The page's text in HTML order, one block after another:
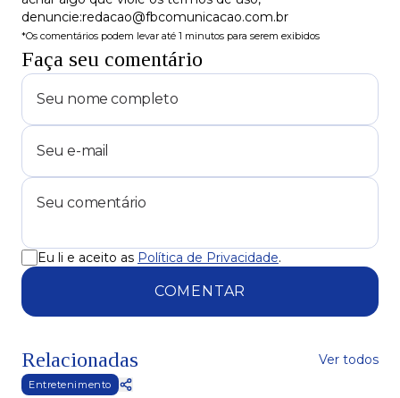
denuncie:redacao@fbcomunicacao.com.br
*Os comentários podem levar até 1 minutos para serem exibidos
Faça seu comentário
Eu li e aceito as Política de Privacidade.
COMENTAR
Relacionadas Ver todos
Entretenimento